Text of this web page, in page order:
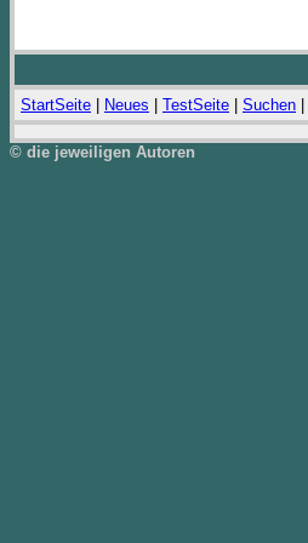
StartSeite Neues TestSeite Suchen
© die jeweiligen Autoren